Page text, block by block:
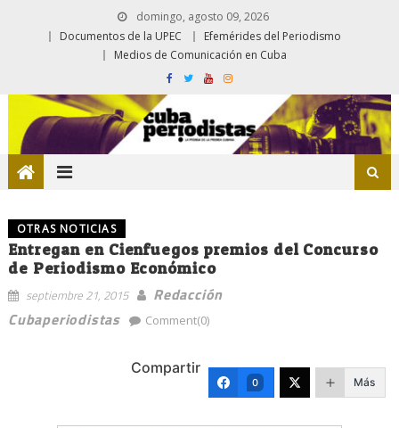
domingo, agosto 09, 2026
Documentos de la UPEC
Efemérides del Periodismo
Medios de Comunicación en Cuba
OTRAS NOTICIAS
Entregan en Cienfuegos premios del Concurso
de Periodismo Económico
septiembre 21, 2015
Redacción
Cubaperiodistas
Comment(0)
Compartir
0 Más